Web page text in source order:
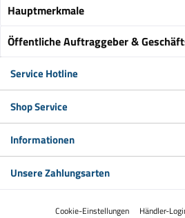
Hauptmerkmale
Öffentliche Auftraggeber &
Service Hotline
Shop Service
Informationen
Unsere Zahlungsarten
Cookie-Einstellungen Händler-